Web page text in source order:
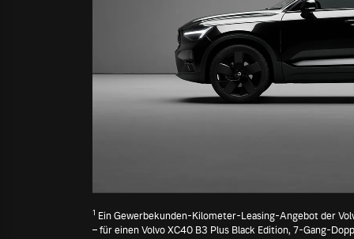
Entdecken Sie unsere saisonalen
Mehr erfahren
1 Ein Gewerbekunden-Kilometer-Leasing-Angebot der
– für einen Volvo XC40 B3 Plus Black Edition, 7-Gang-